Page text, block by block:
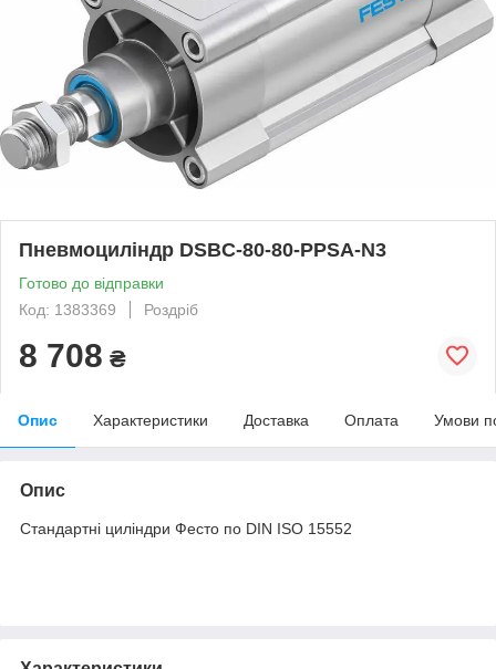
Пневмоциліндр DSBC-80-80-PPSA-N3
Готово до відправки
Код: 1383369
Роздріб
8 708 ₴
Опис Характеристики Доставка Оплата Умови
Опис
Стандартні циліндри Фесто по DIN ISO 15552